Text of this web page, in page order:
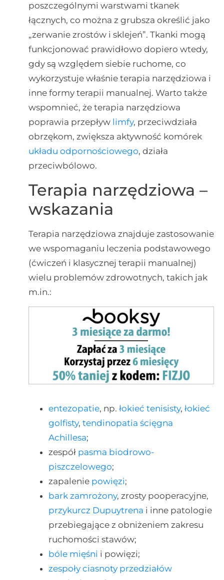
poszczególnymi warstwami tkanek
łącznych, co można z grubsza określić jako
„zerwanie zrostów i sklejeń”. Tkanki mogą
funkcjonować prawidłowo dopiero wtedy,
gdy są względem siebie ruchome, co
wykorzystuje właśnie terapia narzędziowa i
inne formy terapii manualnej. Warto także
wspomnieć, że terapia narzędziowa
poprawia przepływ limfy, przeciwdziała
obrzękom, zwiększa aktywność komórek
układu odpornościowego, działa
przeciwbólowo.
Terapia narzędziowa –
wskazania
Terapia narzędziowa znajduje zastosowanie
we wspomaganiu leczenia podstawowego
(ćwiczeń i klasycznej terapii manualnej)
wielu problemów zdrowotnych, takich jak
m.in.:
entezopatie, np. łokieć tenisisty, łokieć
golfisty, tendinopatia ścięgna
Achillesa;
zespół pasma biodrowo-
piszczelowego;
zapalenie powięzi;
bark zamrożony, zrosty pooperacyjne,
przykurcz Dupuytrena i inne patologie
przebiegające z obniżeniem zakresu
ruchomości stawów;
bóle mięśni i powięzi;
zespoły ciasnoty przedziałów